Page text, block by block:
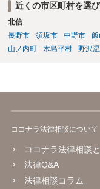
近くの市区町村を選
北信
長野市
須坂市 中野市
山ノ内町
木島平村 野沢
ココナラ法律相談について
ココナラ法律相談
法律Q&A
法律相談コラム